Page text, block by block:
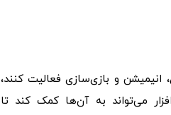
انیمیشن و بازی‌سازی فعالیت کنند،
می‌تواند به آن‌ها کمک کند تا